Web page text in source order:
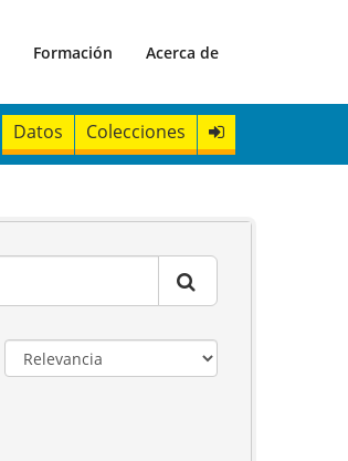
Formación Acerca de
Datos Colecciones